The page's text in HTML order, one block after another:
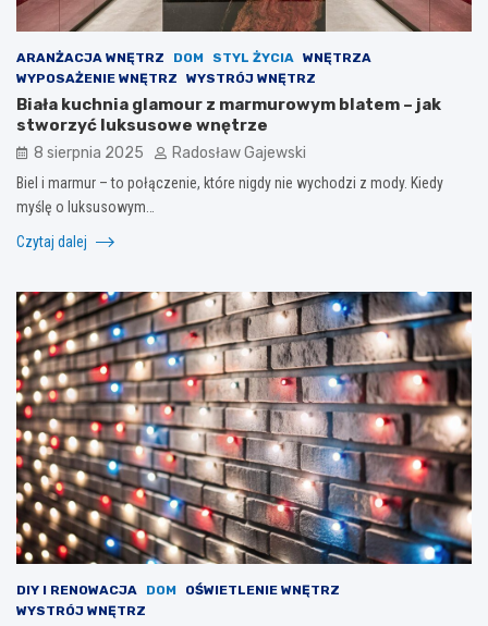
ARANŻACJA WNĘTRZ DOM STYL ŻYCIA
WNĘTRZA
WYPOSAŻENIE WNĘTRZ
WYSTRÓJ WNĘTRZ
Biała kuchnia glamour z marmurowym blatem – jak
stworzyć luksusowe wnętrze
8 sierpnia 2025 Radosław Gajewski
Biel i marmur – to połączenie, które nigdy nie wychodzi z mody. Kiedy
myślę o luksusowym…
Czytaj dalej
DIY I RENOWACJA DOM
OŚWIETLENIE WNĘTRZ
WYSTRÓJ WNĘTRZ